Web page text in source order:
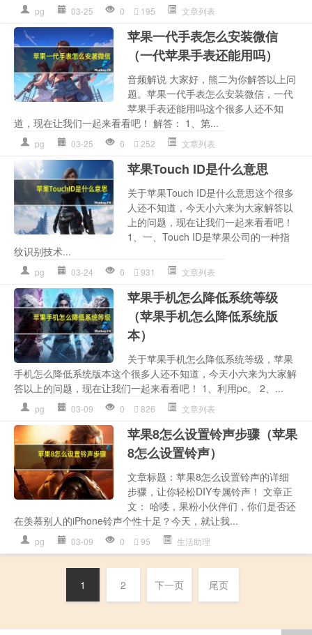
pg 03-25 0 195 文章列表
苹果一代手表怎么安装微信
（一代苹果手表还能用吗）
音频解说 大家好，熊二为你解答以上问
题。苹果一代手表怎么安装微信，一代
苹果手表还能用吗这个很多人还不知
道，现在让我们一起来看看吧！ 解答： 1、第...
pg 03-25 0 252 文章列表
苹果Touch ID是什么意思
关于苹果Touch ID是什么意思这个很多
人还不知道，今天小六来为大家解答以
上的问题，现在让我们一起来看看吧！
1、一、Touch ID是苹果公司的一种指
纹识别技术...
pg 03-24 0 931 文章列表
苹果手机怎么降低系统等级
（苹果手机怎么降低系统版
本）
关于苹果手机怎么降低系统等级，苹果
手机怎么降低系统版本这个很多人还不知道，今天小六来为大家解
答以上的问题，现在让我们一起来看看吧！ 1、利用pc。 2、...
pg 03-09 0 826 文章列表
苹果8怎么设置铃声步骤（苹果
8怎么设置铃声）
文章标题：苹果8怎么设置铃声的详细
步骤，让你轻松DIY专属铃声！ 文章正
文： 哈喽，果粉小伙伴们，你们是否还
在羡慕别人的iPhone铃声个性十足？今天，就让我...
pg 03-09 0 95 生活助理
1 2 下一页 尾页